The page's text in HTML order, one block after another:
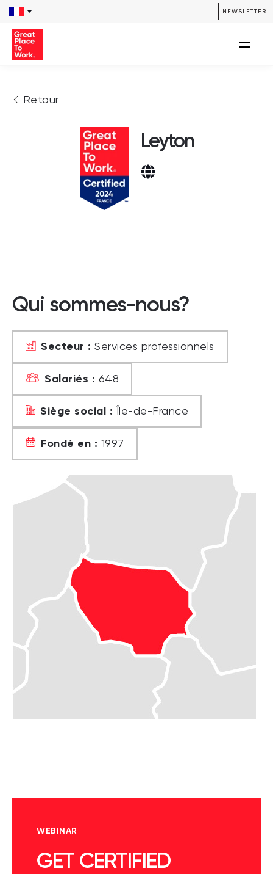
NEWSLETTER
Retour
Leyton
Qui sommes-nous?
Secteur : Services professionnels
Salariés : 648
Siège social : Île-de-France
Fondé en : 1997
WEBINAR
GET CERTIFIED